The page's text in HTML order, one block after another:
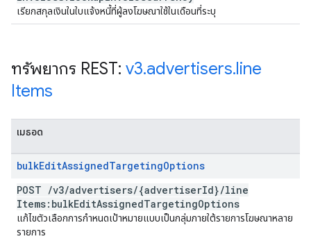
เรียกสกุลเงินในใบแจ้งหนี้ที่ผู้ลงโฆษณาใช้ในเดือนที่ระบุ
ทรัพยากร REST: v3.advertisers.line
Items
เมธอด
bulkEditAssignedTargetingOptions
POST /v3/advertisers/{advertiserId}/line
Items:bulkEditAssignedTargetingOptions
แก้ไขตัวเลือกการกำหนดเป้าหมายแบบเป็นกลุ่มภายใต้รายการโฆษณาหลาย
รายการ